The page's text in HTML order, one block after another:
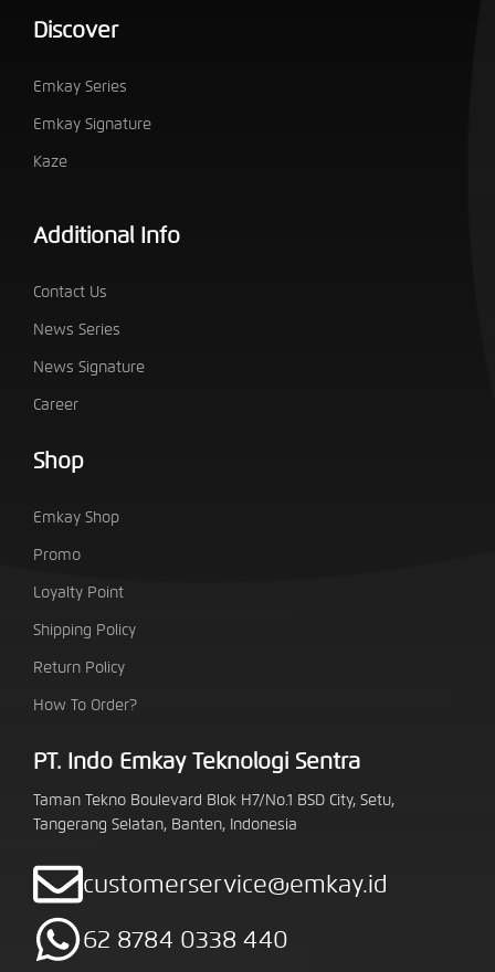
Discover
Emkay Series
Emkay Signature
Kaze
Additional Info
Contact Us
News Series
News Signature
Career
Shop
Emkay Shop
Promo
Loyalty Point
Shipping Policy
Return Policy
How To Order?
PT. Indo Emkay Teknologi Sentra
Taman Tekno Boulevard Blok H7/No.1 BSD City, Setu,
Tangerang Selatan, Banten, Indonesia
customerservice@emkay.id
62 8784 0338 440